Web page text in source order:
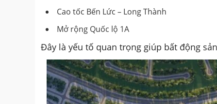
Cao tốc Bến Lức – Long Thành
Mở rộng Quốc lộ 1A
Đây là yếu tố quan trọng giúp bất động